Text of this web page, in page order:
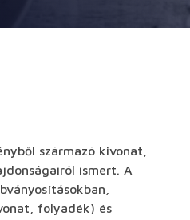
származó kivonat,
ismert. A
folyadék) és